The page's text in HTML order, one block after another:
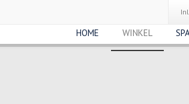
HOME WINKEL